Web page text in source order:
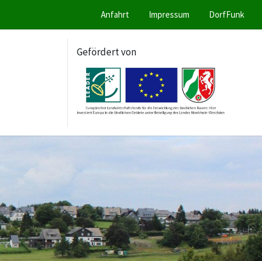
Anfahrt Impressum DorfFunk
Gefördert von